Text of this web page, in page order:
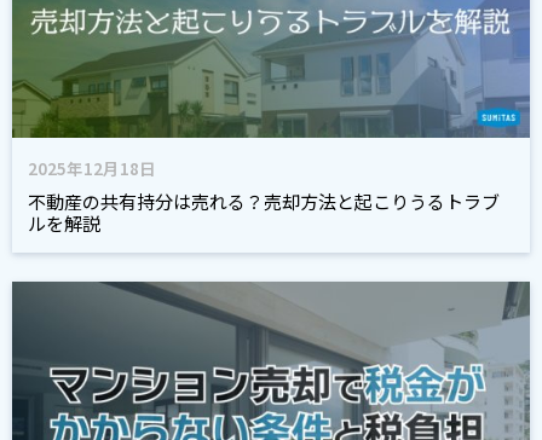
2025年12月18日
不動産の共有持分は売れる？売却方法と起こりうるトラブ
ルを解説